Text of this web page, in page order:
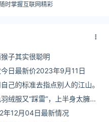
随时掌握互联网精彩
子其实很聪明
日最新价2023年9月11日
己的标准去指点别人的江山。
绒服又“踩雷”，上半身太臃
救不了
年12月04日最新情况